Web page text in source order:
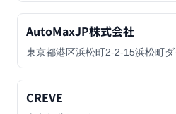
AutoMaxJP株式会社
東京都港区浜松町2-2-15浜松町
CREVE